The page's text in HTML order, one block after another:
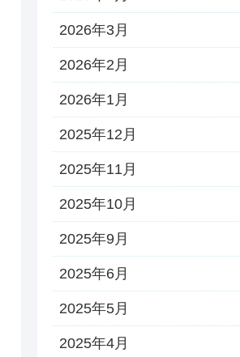
2026年3月
2026年2月
2026年1月
2025年12月
2025年11月
2025年10月
2025年9月
2025年6月
2025年5月
2025年4月